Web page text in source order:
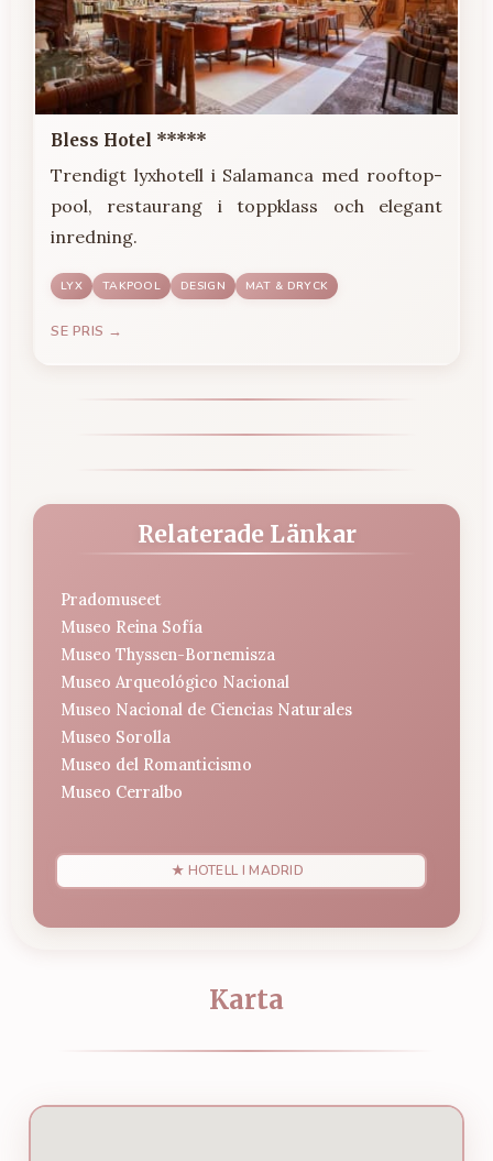
Bless Hotel *****
Trendigt lyxhotell i Salamanca med rooftop-
pool, restaurang i toppklass och elegant
inredning.
LYX TAKPOOL DESIGN MAT & DRYCK
SE PRIS →
Relaterade Länkar
Pradomuseet
Museo Reina Sofía
Museo Thyssen-Bornemisza
Museo Arqueológico Nacional
Museo Nacional de Ciencias Naturales
Museo Sorolla
Museo del Romanticismo
Museo Cerralbo
★ HOTELL I MADRID
Karta